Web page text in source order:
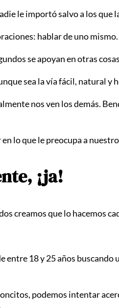
le importó salvo a los que
hablar de uno mismo.
se apoyan en otras
sea la vía fácil, natural y
nos ven los demás.
lo que le preocupa a
¡ja!
creamos que lo hacemos
18 y 25 años
podemos intentar